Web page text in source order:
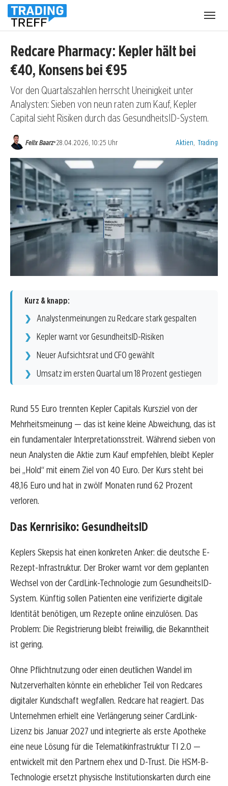
Redcare Pharmacy: Kepler hält bei
€40, Konsens bei €95
Vor den Quartalszahlen herrscht Uneinigkeit unter
Analysten: Sieben von neun raten zum Kauf, Kepler
Capital sieht Risiken durch das GesundheitsID-System.
Felix Baarz•28.04.2026, 10:25 Uhr Kategorien:
Aktien Trading
Kurz & knapp:
Analystenmeinungen zu Redcare stark gespalten
Kepler warnt vor GesundheitsID-Risiken
Neuer Aufsichtsrat und CFO gewählt
Umsatz im ersten Quartal um 18 Prozent gestiegen
Rund 55 Euro trennten Kepler Capitals Kursziel von der
Mehrheitsmeinung — das ist keine kleine Abweichung, das ist
ein fundamentaler Interpretationsstreit. Während sieben von
neun Analysten die Aktie zum Kauf empfehlen, bleibt Kepler
bei „Hold“ mit einem Ziel von 40 Euro. Der Kurs steht bei
48,16 Euro und hat in zwölf Monaten rund 62 Prozent
verloren.
Das Kernrisiko: GesundheitsID
Keplers Skepsis hat einen konkreten Anker: die deutsche E-
Rezept-Infrastruktur. Der Broker warnt vor dem geplanten
Wechsel von der CardLink-Technologie zum GesundheitsID-
System. Künftig sollen Patienten eine verifizierte digitale
Identität benötigen, um Rezepte online einzulösen. Das
Problem: Die Registrierung bleibt freiwillig, die Bekanntheit
ist gering.
Ohne Pflichtnutzung oder einen deutlichen Wandel im
Nutzerverhalten könnte ein erheblicher Teil von Redcares
digitaler Kundschaft wegfallen. Redcare hat reagiert. Das
Unternehmen erhielt eine Verlängerung seiner CardLink-
Lizenz bis Januar 2027 und integrierte als erste Apotheke
eine neue Lösung für die Telematikinfrastruktur TI 2.0 —
entwickelt mit den Partnern ehex und D-Trust. Die HSM-B-
Technologie ersetzt physische Institutionskarten durch eine